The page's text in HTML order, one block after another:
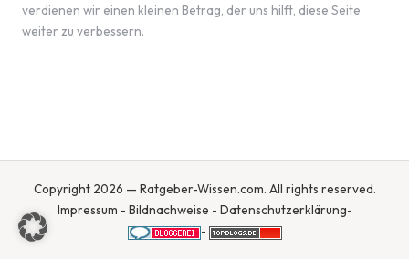
verdienen wir einen kleinen Betrag, der uns hilft, diese Seite
weiter zu verbessern.
Copyright 2026 — Ratgeber-Wissen.com. All rights reserved.
Impressum - Bildnachweise - Datenschutzerklärung-
-